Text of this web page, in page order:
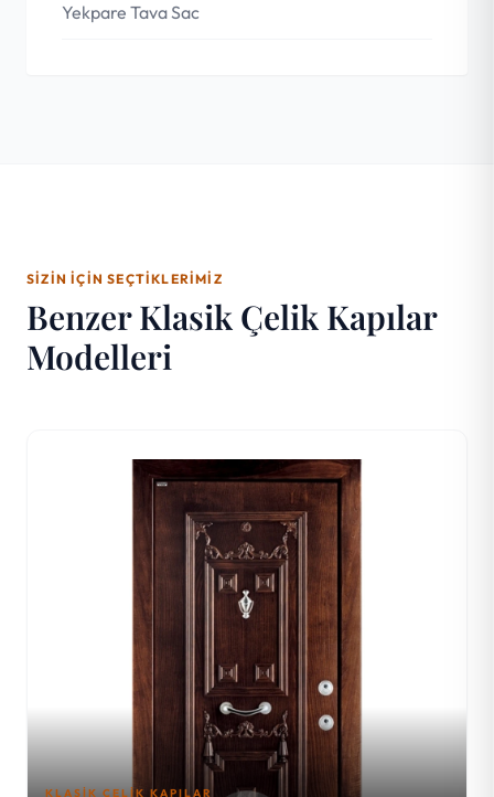
Yekpare Tava Sac
SIZIN İÇIN SEÇTIKLERIMIZ
Benzer Klasik Çelik Kapılar
Modelleri
KLASIK ÇELIK KAPILAR